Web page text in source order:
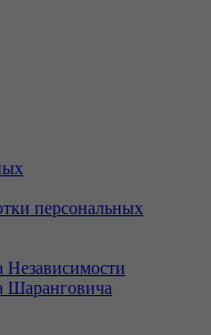
персональных
Независимости
Шаранговича